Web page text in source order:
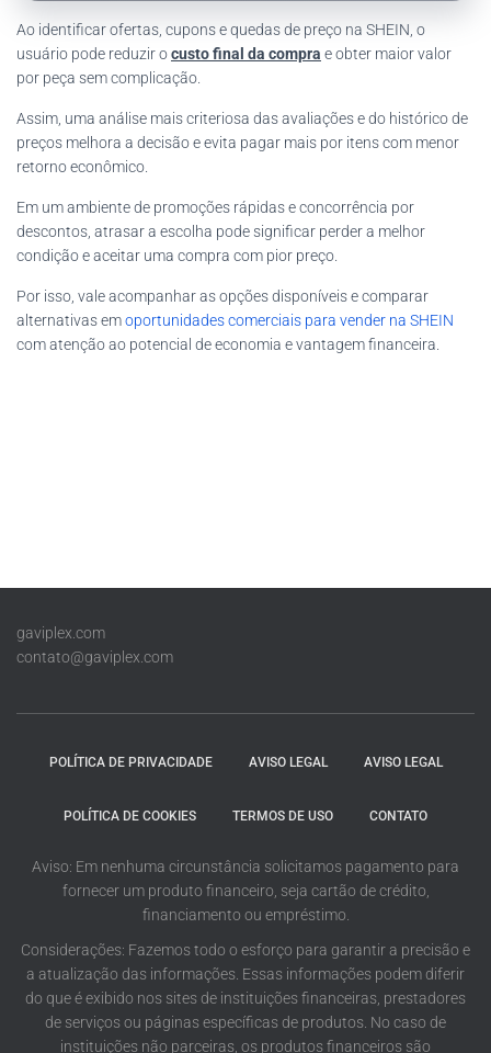
Ao identificar ofertas, cupons e quedas de preço na SHEIN, o
usuário pode reduzir ocusto final da compra e obter maior valor
por peça sem complicação.
Assim, uma análise mais criteriosa das avaliações e do histórico de
preços melhora a decisão e evita pagar mais por itens com menor
retorno econômico.
Em um ambiente de promoções rápidas e concorrência por
descontos, atrasar a escolha pode significar perder a melhor
condição e aceitar uma compra com pior preço.
Por isso, vale acompanhar as opções disponíveis e comparar
alternativas emoportunidades comerciais para vender na SHEIN
com atenção ao potencial de economia e vantagem financeira.
gaviplex.com
contato@gaviplex.com
POLÍTICA DE PRIVACIDADE AVISO LEGAL AVISO LEGAL
POLÍTICA DE COOKIES TERMOS DE USO CONTATO
Aviso: Em nenhuma circunstância solicitamos pagamento para
fornecer um produto financeiro, seja cartão de crédito,
financiamento ou empréstimo.
Considerações: Fazemos todo o esforço para garantir a precisão e
a atualização das informações. Essas informações podem diferir
do que é exibido nos sites de instituições financeiras, prestadores
de serviços ou páginas específicas de produtos. No caso de
instituições não parceiras, os produtos financeiros são